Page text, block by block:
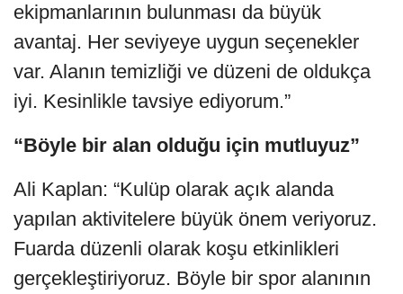
ekipmanlarının bulunması da büyük
avantaj. Her seviyeye uygun seçenekler
var. Alanın temizliği ve düzeni de oldukça
iyi. Kesinlikle tavsiye ediyorum.”
“Böyle bir alan olduğu için mutluyuz”
Ali Kaplan: “Kulüp olarak açık alanda
yapılan aktivitelere büyük önem veriyoruz.
Fuarda düzenli olarak koşu etkinlikleri
gerçekleştiriyoruz. Böyle bir spor alanının